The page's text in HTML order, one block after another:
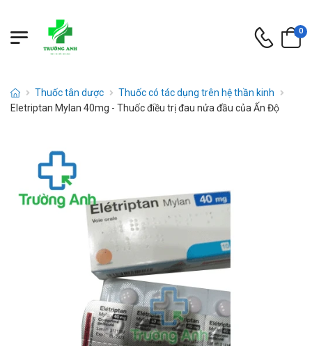
0
Thuốc tân dược
Thuốc có tác dụng trên hệ thần kinh
Eletriptan Mylan 40mg - Thuốc điều trị đau nửa đầu của Ấn Độ